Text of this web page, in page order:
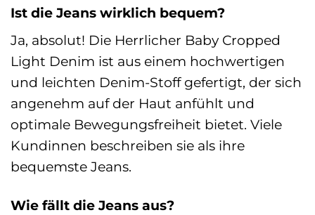
Ist die Jeans wirklich bequem?
Ja, absolut! Die Herrlicher Baby Cropped
Light Denim ist aus einem hochwertigen
und leichten Denim-Stoff gefertigt, der sich
angenehm auf der Haut anfühlt und
optimale Bewegungsfreiheit bietet. Viele
Kundinnen beschreiben sie als ihre
bequemste Jeans.
Wie fällt die Jeans aus?